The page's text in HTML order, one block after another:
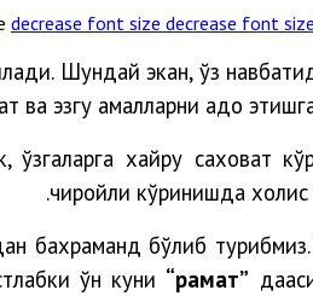
decrease font size
Шундай экан, ўз
ва эзгу амалларни адо
хайру саховат
чиройли кўринишда
бахраманд бўлиб турибмиз.
ўн куни “раҳмат”